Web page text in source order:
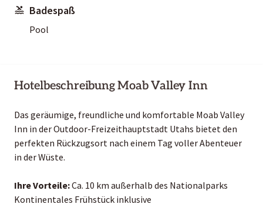
Badespaß
Pool
Hotelbeschreibung Moab Valley Inn
Das geräumige, freundliche und komfortable Moab Valley
Inn in der Outdoor-Freizeithauptstadt Utahs bietet den
perfekten Rückzugsort nach einem Tag voller Abenteuer
in der Wüste.
Ihre Vorteile:Ca. 10 km außerhalb des Nationalparks
Kontinentales Frühstück inklusive